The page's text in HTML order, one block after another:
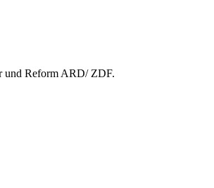
und Reform ARD/ ZDF.